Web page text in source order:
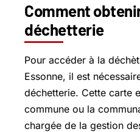
Comment
déchetterie
Pour accéder à la
Essonne, il est
déchetterie. Cette carte
commune ou la
chargée de la gestion